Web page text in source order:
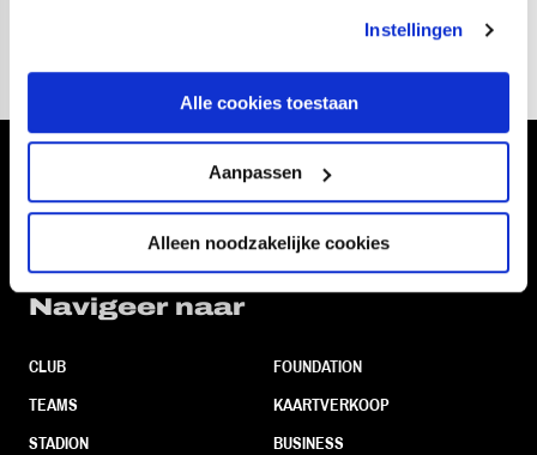
Instellingen
Alle cookies toestaan
Aanpassen
Alleen noodzakelijke cookies
Navigeer naar
CLUB
TEAMS
STADION
FOUNDATION
KAARTVERKOOP
BUSINESS